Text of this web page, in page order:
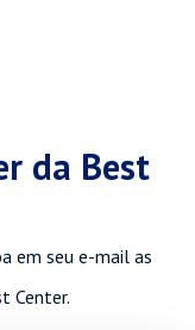
da Best
em seu e-mail as
Center.